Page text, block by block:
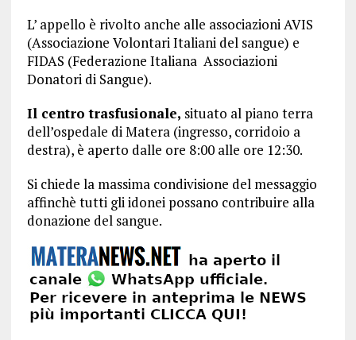
L’ appello è rivolto anche alle associazioni AVIS
(Associazione Volontari Italiani del sangue) e
FIDAS (Federazione Italiana Associazioni
Donatori di Sangue).
Il centro trasfusionale, situato al piano terra
dell’ospedale di Matera (ingresso, corridoio a
destra), è aperto dalle ore 8:00 alle ore 12:30.
Si chiede la massima condivisione del messaggio
affinchè tutti gli idonei possano contribuire alla
donazione del sangue.